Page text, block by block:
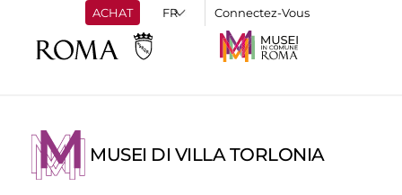
ACHAT Connectez-Vous
MUSEI DI VILLA TORLONIA